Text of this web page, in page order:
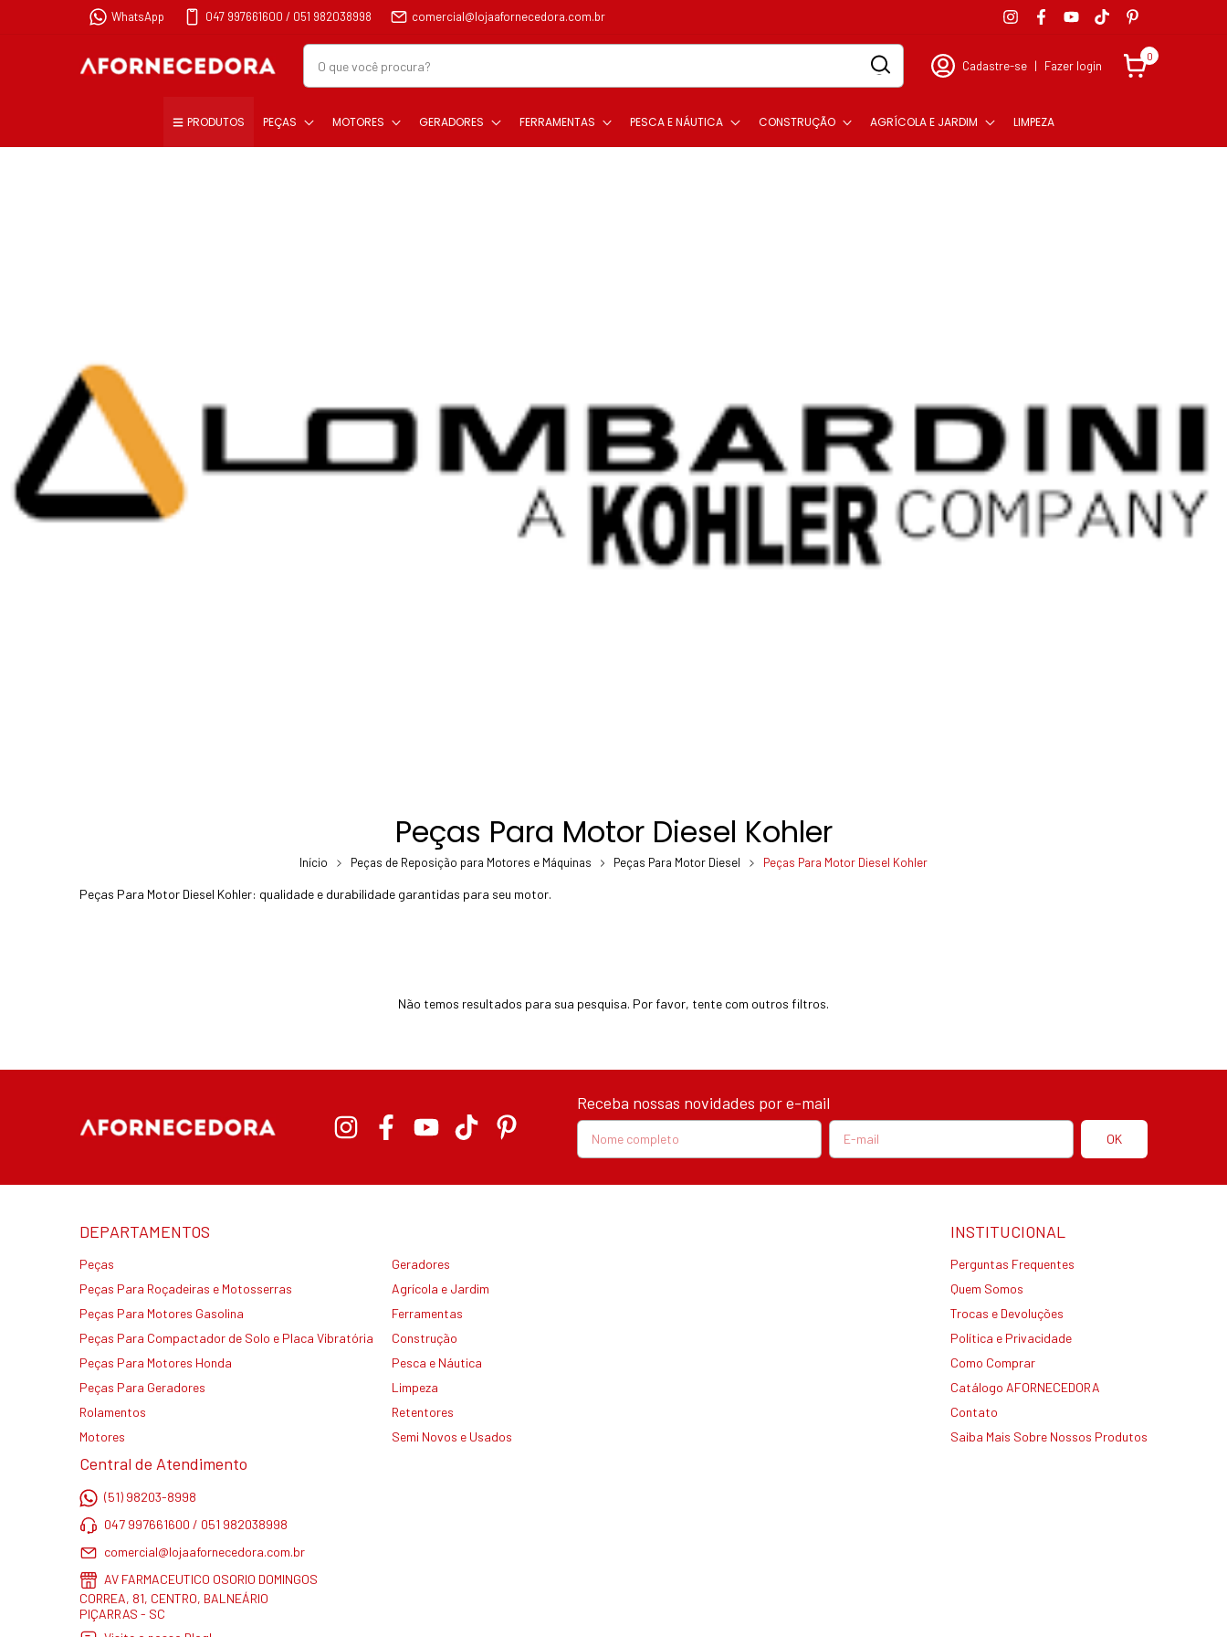
WhatsApp 047 997661600 / 051 982038998 comercial@lojaafornecedora.com.br
Cadastre-se | Fazer login
0
PRODUTOS PEÇAS MOTORES GERADORES FERRAMENTAS PESCA E NÁUTICA CONSTRUÇÃO AGRÍCOLA E JARDIM LIMPEZA
Peças Para Motor Diesel Kohler
Início Peças de Reposição para Motores e Máquinas Peças Para Motor Diesel Peças Para Motor Diesel Kohler
Peças Para Motor Diesel Kohler: qualidade e durabilidade garantidas para seu motor.
Não temos resultados para sua pesquisa. Por favor, tente com outros filtros.
Receba nossas novidades por e-mail
DEPARTAMENTOS
Peças
Peças Para Roçadeiras e Motosserras
Peças Para Motores Gasolina
Peças Para Compactador de Solo e Placa Vibratória
Peças Para Motores Honda
Peças Para Geradores
Rolamentos
Motores
Geradores
Agrícola e Jardim
Ferramentas
Construção
Pesca e Náutica
Limpeza
Retentores
Semi Novos e Usados
INSTITUCIONAL
Perguntas Frequentes
Quem Somos
Trocas e Devoluções
Política e Privacidade
Como Comprar
Catálogo AFORNECEDORA
Contato
Saiba Mais Sobre Nossos Produtos
Central de Atendimento
(51) 98203-8998
047 997661600 / 051 982038998
comercial@lojaafornecedora.com.br
AV FARMACEUTICO OSORIO DOMINGOS
CORREA, 81, CENTRO, BALNEÁRIO
PIÇARRAS - SC